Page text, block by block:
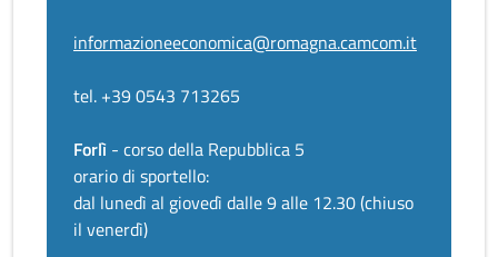
informazioneeconomica@romagna.camcom.it
tel. +39 0543 713265
Forlì - corso della Repubblica 5
orario di sportello:
dal lunedì al giovedì dalle 9 alle 12.30 (chiuso
il venerdì)